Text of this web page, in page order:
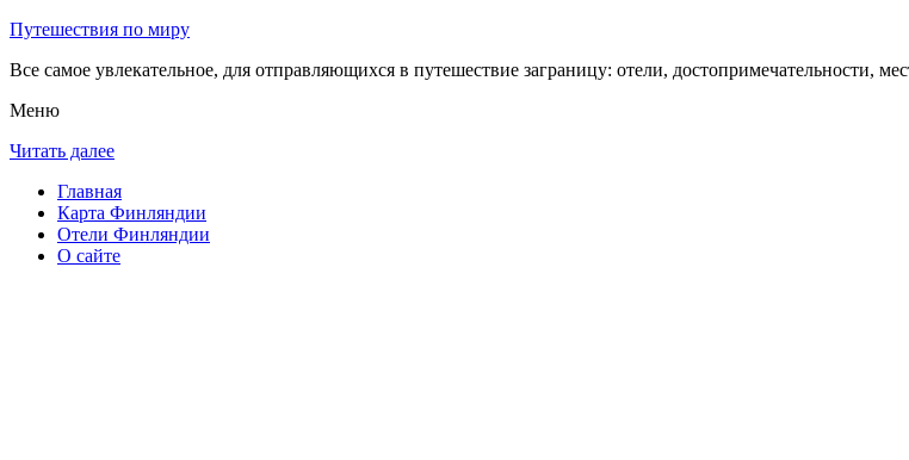
Путешествия по миру
Все самое увлекательное, для отправляющихся в путешествие заграницу: отели, достопримечательности,
Меню
Читать далее
Главная
Карта Финляндии
Отели Финляндии
О сайте